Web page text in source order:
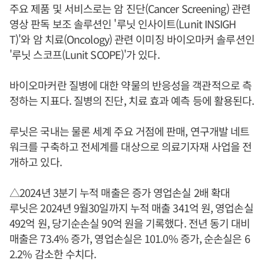
주요 제품 및 서비스로는 암 진단(Cancer Screening) 관련
영상 판독 보조 솔루션인 '루닛 인사이트(Lunit INSIGH
T)'와 암 치료(Oncology) 관련 이미징 바이오마커 솔루션인
'루닛 스코프(Lunit SCOPE)'가 있다.
바이오마커란 질병에 대한 약물의 반응성을 객관적으로 측
정하는 지표다. 질병의 진단, 치료 효과 예측 등에 활용된다.
루닛은 국내는 물론 세계 주요 거점에 판매, 연구개발 네트
워크를 구축하고 전세계를 대상으로 의료기자재 사업을 전
개하고 있다.
△2024년 3분기 누적 매출은 증가 영업손실 2배 확대
루닛은 2024년 9월30일까지 누적 매출 341억 원, 영업손실
492억 원, 당기순손실 90억 원을 기록했다. 전년 동기 대비
매출은 73.4% 증가, 영업손실은 101.0% 증가, 순손실은 6
2.2% 감소한 수치다.